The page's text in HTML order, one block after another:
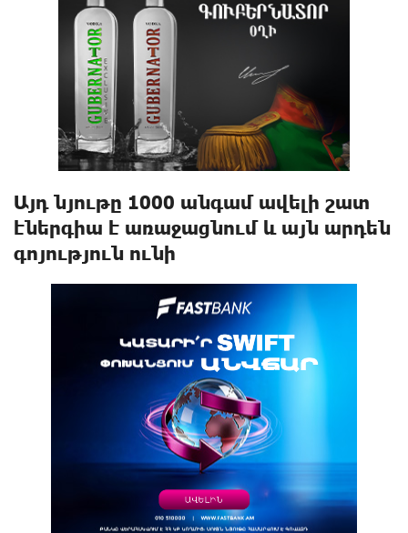
Այդ նյութը 1000 անգամ ավելի շատ
էներգիա է առաջացնում և այն արդեն
գոյություն ունի